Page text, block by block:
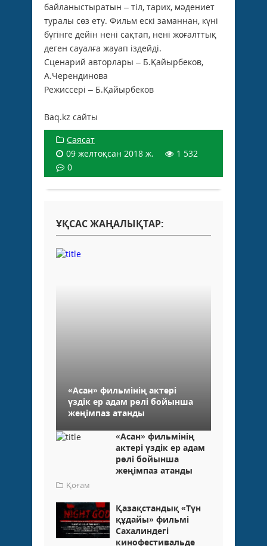
байланыстыратын – тіл, тарих, мәдениет
туралы сөз ету. Фильм ескі заманнан, күні
бүгінге дейін нені сақтап, нені жоғалттық
деген сауалға жауап іздейді.
Сценарий авторлары – Б.Қайырбеков,
А.Черендинова
Режиссері – Б.Қайырбеков
Baq.kz сайты
Саясат
09 желтоқсан 2018 ж.
1 532
0
ҰҚСАС ЖАҢАЛЫҚТАР:
«Асан» фильмінің актері
үздік ер адам рөлі бойынша
жеңімпаз атанды
«Асан» фильмінің
актері үздік ер адам
рөлі бойынша
жеңімпаз атанды
Қоғам
Қазақстандық «Түн
құдайы» фильмі
Сахалиндегі
кинофестивальде